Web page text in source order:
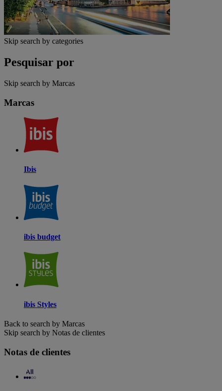
Skip search by categories
Pesquisar por
Skip search by Marcas
Marcas
Ibis
ibis budget
ibis Styles
Back to search by Marcas
Skip search by Notas de clientes
Notas de clientes